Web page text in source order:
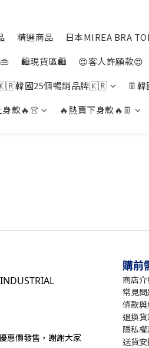
精選商品 日本MIREA BRA
🛍️現貨區🛍️ 😍客人許願款😍
韓國25個暢銷品牌🇰🇷 👖
款🔥👚 🔥熱賣下身款🔥👖
惠價發售，謝謝大家
購前
商店介
常見問
條款與
退換
隱私
送貨